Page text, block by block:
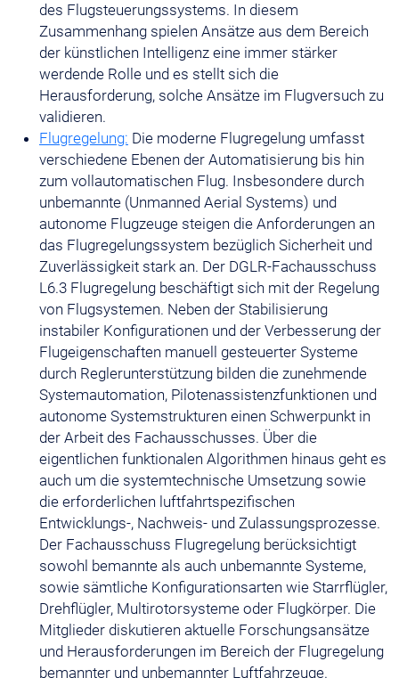
des Flugsteuerungssystems. In diesem
Zusammenhang spielen Ansätze aus dem Bereich
der künstlichen Intelligenz eine immer stärker
werdende Rolle und es stellt sich die
Herausforderung, solche Ansätze im Flugversuch zu
validieren.
Flugregelung: Die moderne Flugregelung umfasst
verschiedene Ebenen der Automatisierung bis hin
zum vollautomatischen Flug. Insbesondere durch
unbemannte (Unmanned Aerial Systems) und
autonome Flugzeuge steigen die Anforderungen an
das Flugregelungssystem bezüglich Sicherheit und
Zuverlässigkeit stark an. Der DGLR-Fachausschuss
L6.3 Flugregelung beschäftigt sich mit der Regelung
von Flugsystemen. Neben der Stabilisierung
instabiler Konfigurationen und der Verbesserung der
Flugeigenschaften manuell gesteuerter Systeme
durch Reglerunterstützung bilden die zunehmende
Systemautomation, Pilotenassistenzfunktionen und
autonome Systemstrukturen einen Schwerpunkt in
der Arbeit des Fachausschusses. Über die
eigentlichen funktionalen Algorithmen hinaus geht es
auch um die systemtechnische Umsetzung sowie
die erforderlichen luftfahrtspezifischen
Entwicklungs-, Nachweis- und Zulassungsprozesse.
Der Fachausschuss Flugregelung berücksichtigt
sowohl bemannte als auch unbemannte Systeme,
sowie sämtliche Konfigurationsarten wie Starrflügler,
Drehflügler, Multirotorsysteme oder Flugkörper. Die
Mitglieder diskutieren aktuelle Forschungsansätze
und Herausforderungen im Bereich der Flugregelung
bemannter und unbemannter Luftfahrzeuge.